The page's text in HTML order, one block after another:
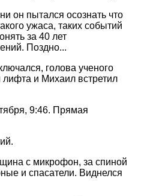
он пытался осознать что
ужаса, таких событий
за 40 лет
Поздно...
голова ученого
лифта и Михаил встретил
9:46. Прямая
с микрофон, за спиной
и спасатели. Виднелся